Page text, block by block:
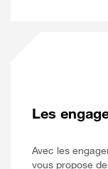
Les
Avec les
vous propose